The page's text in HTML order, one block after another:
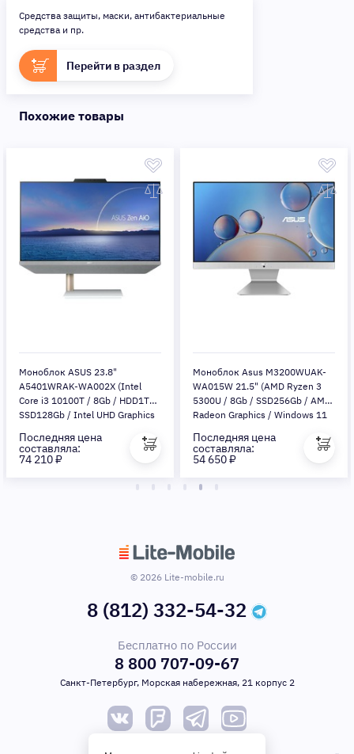
Средства защиты, маски, антибактериальные
средства и пр.
Перейти в раздел
Похожие товары
Моноблок ASUS 23.8"
A5401WRAK-WA002X (Intel
Core i3 10100T / 8Gb / HDD1Tb /
SSD128Gb / Intel UHD Graphics
White)
Последняя цена
составляла:
74 210 ₽
Моноблок Asus M3200WUAK-
WA015W 21.5" (AMD Ryzen 3
5300U / 8Gb / SSD256Gb / AMD
Radeon Graphics / Windows 11
Последняя цена
составляла:
54 650 ₽
© 2026 Lite-mobile.ru
8 (812) 332-54-32
Бесплатно по России
8 800 707-09-67
Санкт-Петербург, Морская набережная, 21 корпус 2